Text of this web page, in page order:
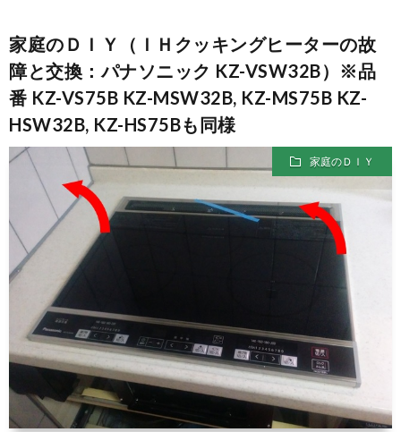
家庭のＤＩＹ（ＩＨクッキングヒーターの故
障と交換：パナソニック KZ-VSW32B）※品
番 KZ-VS75B KZ-MSW32B, KZ-MS75B KZ-
HSW32B, KZ-HS75Bも同様
家庭のＤＩＹ